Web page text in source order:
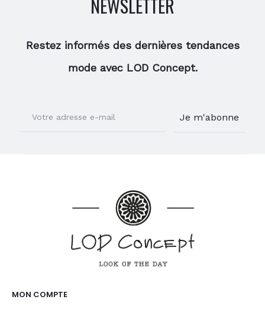
NEWSLETTER
Restez informés des dernières tendances
mode avec LOD Concept.
MON COMPTE